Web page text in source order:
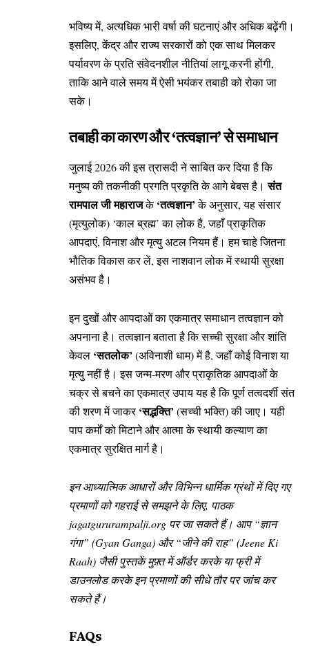
भविष्य में, अत्यधिक भारी वर्षा की घटनाएं और अधिक बढ़ेंगी।
इसलिए, केंद्र और राज्य सरकारों को एक साथ मिलकर
पर्यावरण के प्रति संवेदनशील नीतियां लागू करनी होंगी,
ताकि आने वाले समय में ऐसी भयंकर तबाही को रोका जा
सके।
तबाही का कारण और ‘तत्वज्ञान’ से समाधान
जुलाई 2026 की इस त्रासदी ने साबित कर दिया है कि
मनुष्य की तकनीकी प्रगति प्रकृति के आगे बेबस है।संत
रामपाल जी महाराजके‘तत्वज्ञान’के अनुसार, यह संसार
(मृत्युलोक) ‘काल ब्रह्म’ का लोक है, जहाँ प्राकृतिक
आपदाएं, विनाश और मृत्यु अटल नियम हैं। हम चाहे जितना
भौतिक विकास कर लें, इस नाशवान लोक में स्थायी सुरक्षा
असंभव है।
इन दुखों और आपदाओं का एकमात्र समाधान तत्वज्ञान को
अपनाना है। तत्वज्ञान बताता है कि सच्ची सुरक्षा और शांति
केवल ‘सतलोक’ (अविनाशी धाम) में है, जहाँ कोई विनाश या
मृत्यु नहीं है। इस जन्म-मरण और प्राकृतिक आपदाओं के
चक्र से बचने का एकमात्र उपाय यह है कि पूर्ण तत्वदर्शी संत
की शरण में जाकर‘सद्भक्ति’ (सच्ची भक्ति) की जाए। यही
पाप कर्मों को मिटाने और आत्मा के स्थायी कल्याण का
एकमात्र सुरक्षित मार्ग है।
इन आध्यात्मिक आधारों और विभिन्न धार्मिक ग्रंथों में दिए गए
प्रमाणों को गहराई से समझने के लिए, पाठक
jagatgururampalji.org पर जा सकते हैं। आप “ज्ञान
गंगा” (Gyan Ganga) और “जीने की राह” (Jeene Ki
Raah) जैसी पुस्तकें मुफ़्त में ऑर्डर करके या फ्री में
डाउनलोड करके इन प्रमाणों की सीधे तौर पर जांच कर
सकते हैं।
FAQs